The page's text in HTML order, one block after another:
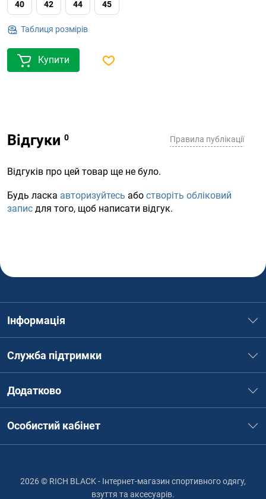
40 42 44 45
Таблиця розмірів
Купити
Відгуки Правила публікації
Відгуків про цей товар ще не було.
Будь ласка авторизуйтесь або створіть обліковий
запис для того, щоб написати відгук.
Інформація
Служба підтримки
Додатково
Особистий кабінет
2026 © RICH BLACK - Інтернет-магазин спортивного одягу,
взуття та аксесуарів.